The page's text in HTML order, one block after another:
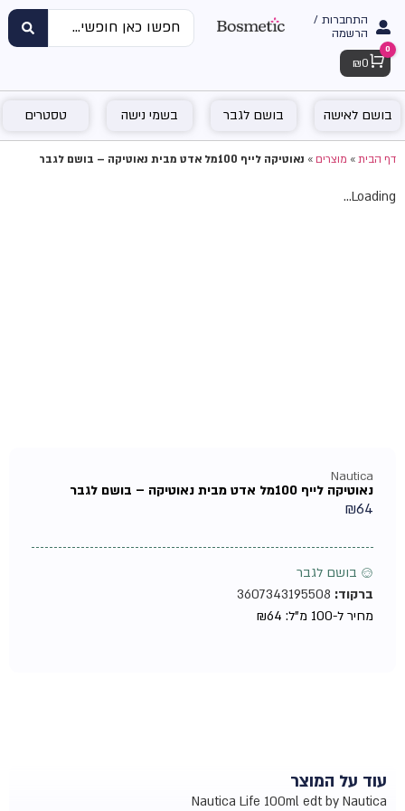
התחברות /
הרשמה
Cart
0
₪ 0
בושם לאישה בושם לגבר בשמי נישה טסטרים
דף הבית»מוצרים»נאוטיקה לייף 100מל אדט מבית נאוטיקה – בושם לגבר
Loading...
Nautica
נאוטיקה לייף 100מל אדט מבית נאוטיקה – בושם לגבר
₪64
♂ בושם לגבר
ברקוד:3607343195508
מחיר ל-100 מ"ל:
₪64
עוד על המוצר
Nautica Life 100ml edt by Nautica